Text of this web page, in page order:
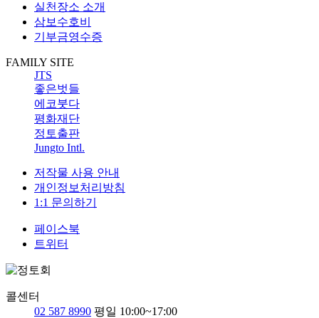
실천장소 소개
삼보수호비
기부금영수증
FAMILY SITE
JTS
좋은벗들
에코붓다
평화재단
정토출판
Jungto Intl.
저작물 사용 안내
개인정보처리방침
1:1 문의하기
페이스북
트위터
콜센터
02 587 8990 평일 10:00~17:00